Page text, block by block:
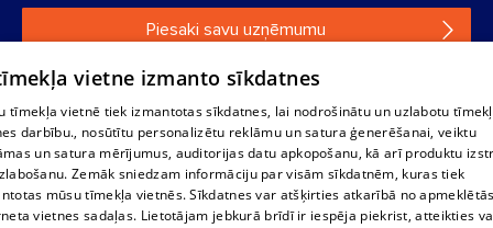
Piesaki savu uzņēmumu
Ja tavs uzņēmums nav mūsu datubāzē, aizpildi vienkāršu
1188 datu bāzes, tās daļas vai datu bāzē iekļautās informācijas,
vai informācijas daļas pavairošana vai izplatīšana jebkādā formā
stingri aizliegta. Tāpat arī ir aizliegta lejupielāde automātiskā
vietne izmanto sīkdatnes
tīmekļa vietnē tiek izmantotas sīkdatnes, lai nodrošinātu un uzlabotu
darbību., nosūtītu personalizētu reklāmu un satura ģenerēšanai, veiktu
un satura mērījumus, auditorijas datu apkopošanu, kā arī produktu
Zemāk sniedzam informāciju par visām sīkdatnēm, kuras tiek
mūsu tīmekļa vietnēs. Sīkdatnes var atšķirties atkarībā no
vietnes sadaļas. Lietotājam jebkurā brīdī ir iespēja piekrist, atteikties